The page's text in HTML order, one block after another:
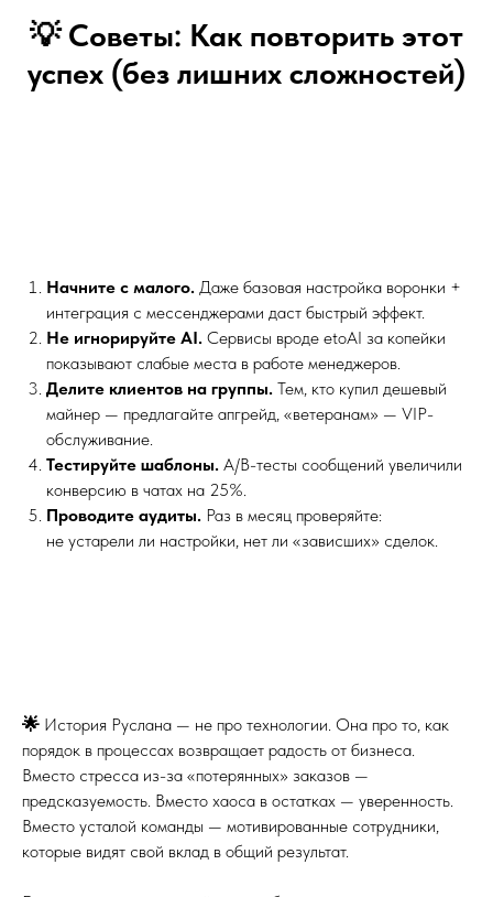
💡 Советы: Как повторить этот
успех (без лишних сложностей)
Начните с малого. Даже базовая настройка воронки +
интеграция с мессенджерами даст быстрый эффект.
Не игнорируйте AI. Сервисы вроде etoAI за копейки
показывают слабые места в работе менеджеров.
Делите клиентов на группы. Тем, кто купил дешевый
майнер — предлагайте апгрейд, «ветеранам» — VIP-
обслуживание.
Тестируйте шаблоны. A/B-тесты сообщений увеличили
конверсию в чатах на 25%.
Проводите аудиты. Раз в месяц проверяйте:
не устарели ли настройки, нет ли «зависших» сделок.
🌟 История Руслана — не про технологии. Она про то, как
порядок в процессах возвращает радость от бизнеса.
Вместо стресса из-за «потерянных» заказов —
предсказуемость. Вместо хаоса в остатках — уверенность.
Вместо усталой команды — мотивированные сотрудники,
которые видят свой вклад в общий результат.